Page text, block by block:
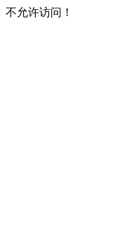
不允许访问！